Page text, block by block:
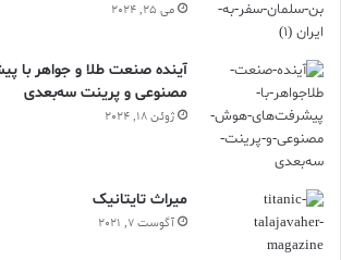
می 25, 2024
آینده صنعت طلا و جواهر با
مصنوعی و پرینت سه‌بعدی
ژوئن 18, 2024
ميراث تايتانيک
آگوست 7, 2021